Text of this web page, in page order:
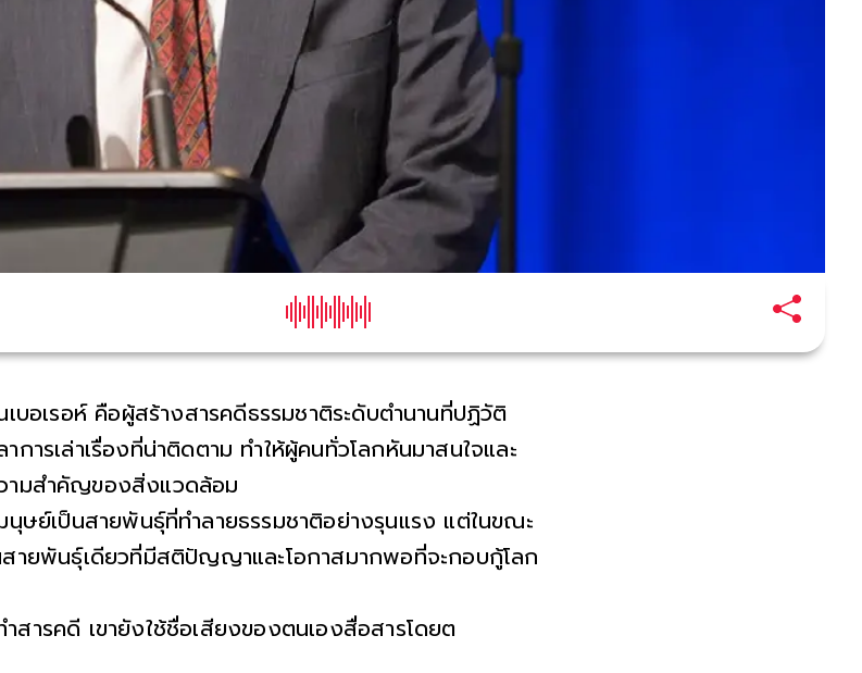
เบอเรอห์ คือผู้สร้างสารคดีธรรมชาติระดับตำนานที่ปฏิวัติ
การเล่าเรื่องที่น่าติดตาม ทำให้ผู้คนทั่วโลกหันมาสนใจและ
ามสำคัญของสิ่งแวดล้อม
นุษย์เป็นสายพันธุ์ที่ทำลายธรรมชาติอย่างรุนแรง แต่ในขณะ
สายพันธุ์เดียวที่มีสติปัญญาและโอกาสมากพอที่จะกอบกู้โลก
สารคดี เขายังใช้ชื่อเสียงของตนเองสื่อสารโดยตรงกับผู้นำ